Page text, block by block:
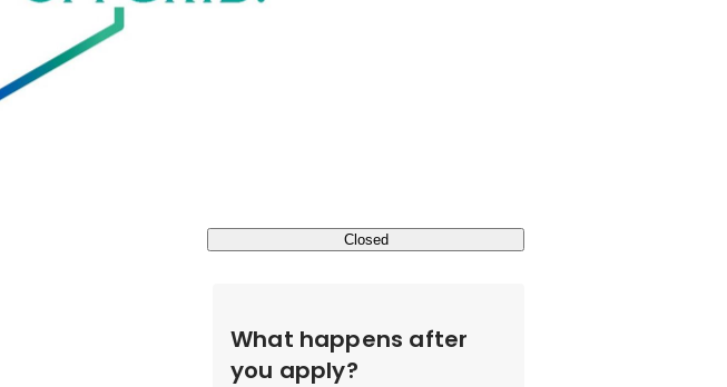
Closed
What happens after
you apply?